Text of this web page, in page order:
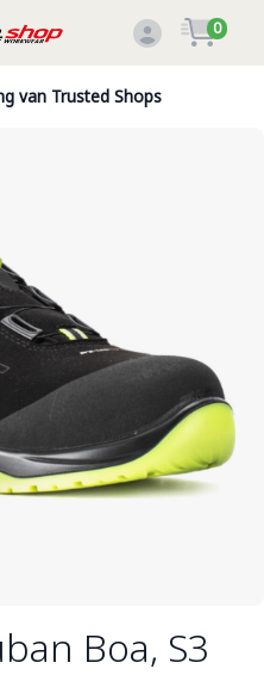
0
Veilig betalen: online,
Boa, S3